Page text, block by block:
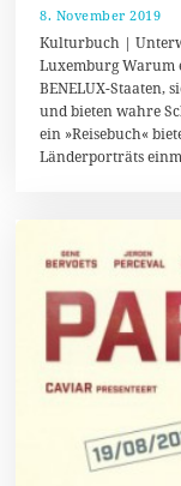
8. November 2019
.
N
o
v
m
b
9
Kulturbuch |
Luxemburg Warum
BENELUX-Staaten,
und bieten wahre
ein »Reisebuch«
Länderporträts